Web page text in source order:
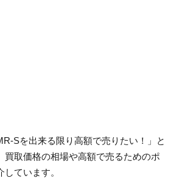
Sを出来る限り高額で売りたい！」と
買取価格の相場や高額で売るためのポ
ています。